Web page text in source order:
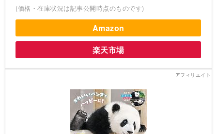
(価格・在庫状況は記事公開時点のものです)
Amazon
楽天市場